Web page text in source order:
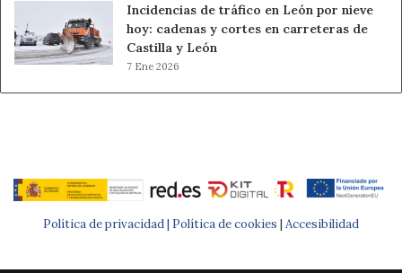
Incidencias de tráfico en León por nieve
hoy: cadenas y cortes en carreteras de
Castilla y León
7 Ene 2026
Política de privacidad | Política de cookies | Accesibilidad